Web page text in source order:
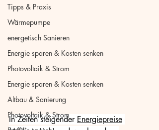
Tipps & Praxis
Wärmepumpe
energetisch Sanieren
Energie sparen & Kosten senken
Photovoltaik & Strom
Energie sparen & Kosten senken
Altbau & Sanierung
Photovoltaik & Strom
In Zeiten steigender Energiepreise